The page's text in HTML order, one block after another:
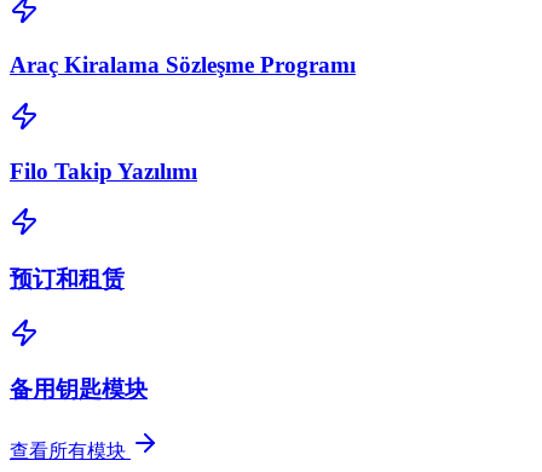
Araç Kiralama Sözleşme Programı
Filo Takip Yazılımı
预订和租赁
备用钥匙模块
查看所有模块